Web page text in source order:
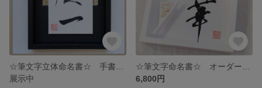
展示中
6,800円